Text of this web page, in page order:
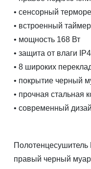
• сенсорный
• встроенный таймер
• мощность 168 Вт
• защита от влаги
• 8 широких
• покрытие черный
• прочная стальная
• современный
правый черный